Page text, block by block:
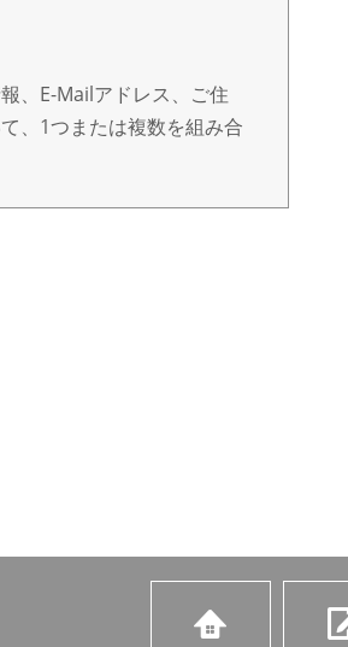
、E-Mailアドレス、ご住
、1つまたは複数を組み合
知、明示等をさせていた
しません。また、個人情
発等の調査分析。
いただきます。